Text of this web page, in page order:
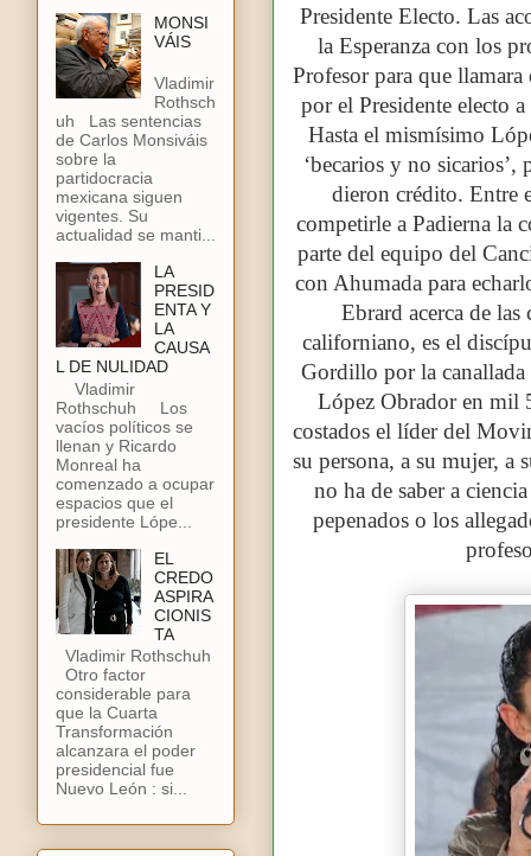
Presidente Electo. Las
la Esperanza con los
Profesor para que
por el Presidente electo
Hasta el mismísimo
‘becarios y no
dieron crédito. Entre
competirle a Padierna la
parte del equipo del
con Ahumada para
Ebrard acerca de
californiano, es el
Gordillo por la
López Obrador en mil
costados el líder del
su persona, a su mujer, a
no ha de saber a
pepenados o los
MONSI
VÁIS
Vladimir
Rothsch
uh Las sentencias
de Carlos Monsiváis
sobre la
partidocracia
mexicana siguen
vigentes. Su
actualidad se manti...
LA
PRESID
ENTA Y
LA
CAUSA
L DE NULIDAD
Vladimir
Rothschuh Los
vacíos políticos se
llenan y Ricardo
Monreal ha
comenzado a ocupar
espacios que el
presidente Lópe...
EL
CREDO
ASPIRA
CIONIS
TA
Vladimir Rothschuh
Otro factor
considerable para
que la Cuarta
Transformación
alcanzara el poder
presidencial fue
Nuevo León : si...